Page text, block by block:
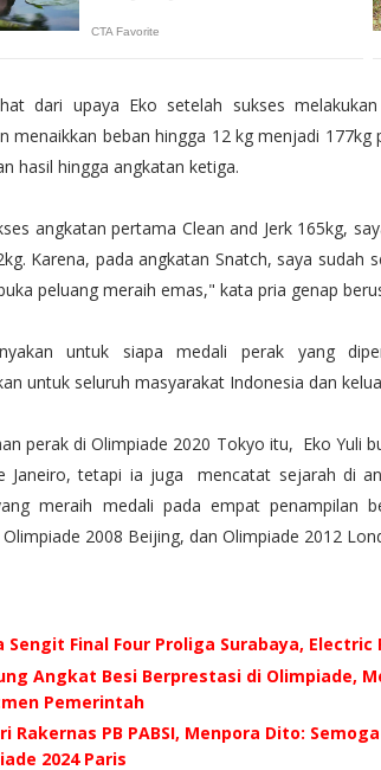
dari upaya Eko setelah sukses
menaikkan beban hingga 12 kg menjadi
hasil hingga angkatan ketiga.
angkatan pertama Clean and Jerk 165kg,
Karena, pada angkatan Snatch, saya sudah
peluang meraih emas," kata pria genap
untuk siapa medali perak yang
untuk seluruh masyarakat Indonesia dan
perak di Olimpiade 2020 Tokyo itu, Eko Yuli
Janeiro, tetapi ia juga mencatat sejarah di
meraih medali pada empat
2008 Beijing, dan Olimpiade 2012
Sengit Final Four Proliga Surabaya,
Angkat Besi Berprestasi di Olimpiade,
Pemerintah
Rakernas PB PABSI, Menpora Dito:
2024 Paris